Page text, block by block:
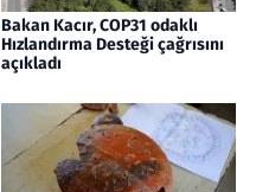
Bakan Kacır, COP31 odaklı
Hızlandırma Desteği çağrısını
açıkladı